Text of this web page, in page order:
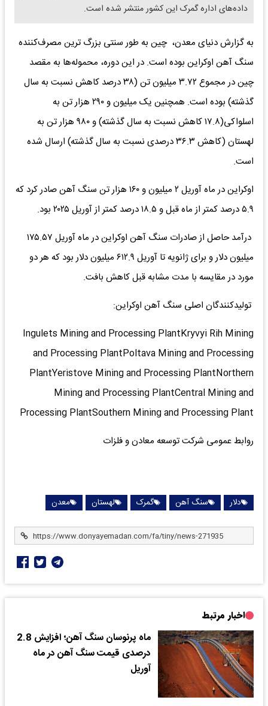
داده‌های اداره گمرک این کشور منتشر شده است.
به گزارش دنیای معدن، چین به طور سنتی بزرگ ترین مصرف‌کننده
سنگ آهن اوکراین بوده است. در این دوره، محموله‌ها به مقصد
چین در مجموع ۳.۷۲ میلیون تن (۳۸ درصد کاهش نسبت به سال
گذشته) بوده است. همچنین یک میلیون و ۲۹۰ هزار تن به
اسلواکی(۱۷.۸ کاهش نسبت به سال گذشته) و ۹۸۰ هزار تن به
لهستان (کاهش ۳۶.۳ درصدی نسبت به سال گذشته) ارسال شده
است.
اوکراین در ماه آوریل ۲ میلیون و ۱۶۰ هزار تن سنگ آهن صادر کرد که
۵.۹ درصد کمتر از ماه قبل و ۱۸.۵ درصد کمتر از آوریل ۲۰۲۵ بود.
درآمد حاصل از صادرات سنگ آهن اوکراین در ماه آوریل ۱۷۵.۵۷
میلیون دلار و برای ژانویه تا آوریل ۶۱۲.۹ میلیون دلار بود که هر دو
مورد در مقایسه با مدت مشابه قبل کاهش بافت.
تولیدکنندگان اصلی سنگ آهن اوکراین:
Ingulets Mining and Processing PlantKryvyi Rih Mining
and Processing PlantPoltava Mining and Processing
PlantYeristove Mining and Processing PlantNorthern
Mining and Processing PlantCentral Mining and
Processing PlantSouthern Mining and Processing Plant
روابط عمومی شرکت توسعه معادن و فلزات
دلار سنگ آهن گمرک لهستان معدن
اخبار مرتبط
ماه پرنوسان سنگ آهن؛ افزایش 2.8
درصدی قیمت سنگ آهن در ماه
آوریل